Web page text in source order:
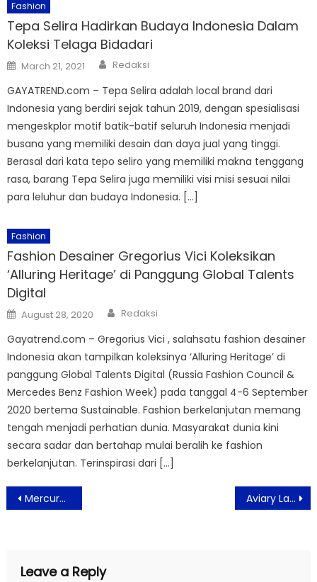
Fashion
Tepa Selira Hadirkan Budaya Indonesia Dalam
Koleksi Telaga Bidadari
Posted
on
March 21, 2021 Author
Redaksi
GAYATREND.com – Tepa Selira adalah local brand dari
Indonesia yang berdiri sejak tahun 2019, dengan spesialisasi
mengeskplor motif batik-batif seluruh Indonesia menjadi
busana yang memiliki desain dan daya jual yang tinggi.
Berasal dari kata tepo seliro yang memiliki makna tenggang
rasa, barang Tepa Selira juga memiliki visi misi sesuai nilai
para leluhur dan budaya Indonesia. […]
Fashion
Fashion Desainer Gregorius Vici Koleksikan
‘Alluring Heritage’ di Panggung Global Talents
Digital
Posted
on
August 28, 2020 Author
Redaksi
Gayatrend.com – Gregorius Vici , salahsatu fashion desainer
Indonesia akan tampilkan koleksinya ‘Alluring Heritage’ di
panggung Global Talents Digital (Russia Fashion Council &
Mercedes Benz Fashion Week) pada tanggal 4-6 September
2020 bertema Sustainable. Fashion berkelanjutan memang
tengah menjadi perhatian dunia. Masyarakat dunia kini
secara sadar dan bertahap mulai beralih ke fashion
berkelanjutan. Terinspirasi dari […]
Post
navigation
Mercure Tangerang BSD City Berikan Diskon Hingga 50 Persen Aviary Lakukan Inovasi Dan Promosi Makanan Minuman Di Bulan September
Leave a Reply